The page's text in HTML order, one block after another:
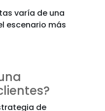
varía de una
escenario más
de